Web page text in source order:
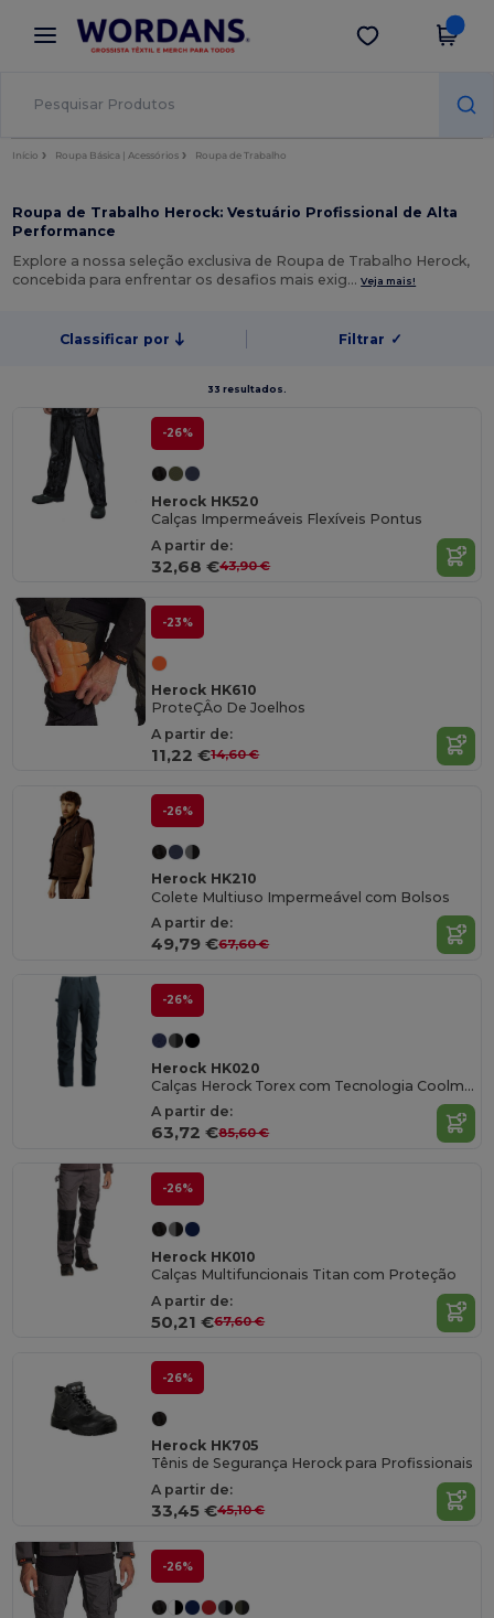
× App Wordans
Melhores preços na app!
Obter app
Início Roupa Básica | Acessórios Roupa de Trabalho
Roupa de Trabalho Herock: Vestuário Profissional de Alta
Performance
Explore a nossa seleção exclusiva de Roupa de Trabalho Herock,
concebida para enfrentar os desafios mais exig…Veja mais!
Classificar por Filtrar ✓
33 resultados.
-26%
Herock HK520
Calças Impermeáveis Flexíveis Pontus
A partir de:
32,68 €43,90 €
-23%
Herock HK610
ProteÇÂo De Joelhos
A partir de:
11,22 €14,60 €
-26%
Herock HK210
Colete Multiuso Impermeável com Bolsos
A partir de:
49,79 €67,60 €
-26%
Herock HK020
Calças Herock Torex com Tecnologia Coolmax
A partir de:
63,72 €85,60 €
-26%
Herock HK010
Calças Multifuncionais Titan com Proteção
A partir de:
50,21 €67,60 €
-26%
Herock HK705
Tênis de Segurança Herock para Profissionais
A partir de:
33,45 €45,10 €
-26%